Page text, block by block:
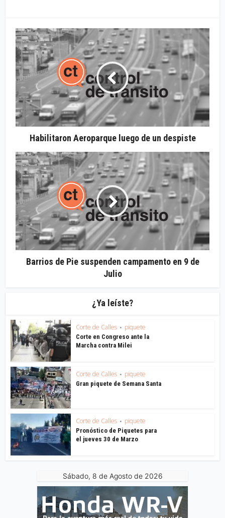
Habilitaron Aeroparque luego de un despiste
Barrios de Pie suspenden campamento en 9 de
Julio
¿Ya leíste?
Corte de Calles • piquete
Corte en Congreso ante la
Marcha contra Milei
Corte de Calles • piquete
Gran piquete de Semana Santa
Corte de Calles • piquete
Pronóstico de Piquetes para
el jueves 30 de Marzo
Sábado, 8 de Agosto de 2026